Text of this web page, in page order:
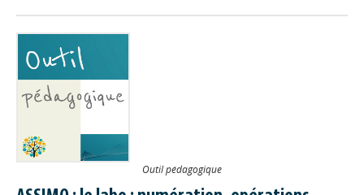
Outil pédagogique